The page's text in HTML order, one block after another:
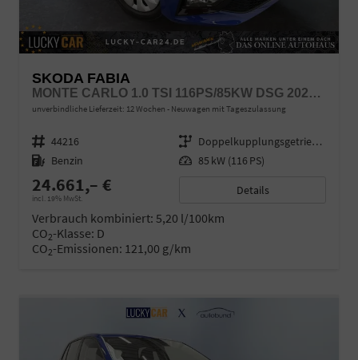
SKODA FABIA
MONTE CARLO 1.0 TSI 116PS/85KW DSG 2027 *VOLL-LED+SPORTSITZE*
unverbindliche Lieferzeit: 12 Wochen Neuwagen mit Tageszulassung
Fahrzeugnr. 44216 Getriebe
Doppelkupplungsgetriebe (DSG)
Kraftstoff Benzin Leistung 85 kW (116 PS)
24.661,– €
incl. 19% MwSt.
Details
Verbrauch kombiniert: 5,20 l/100km
CO2-Klasse: D
CO2-Emissionen: 121,00 g/km